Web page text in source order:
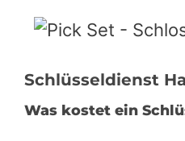
Schlüsseldienst
Was kostet ein